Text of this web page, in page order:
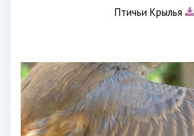
Птичьи Крылья